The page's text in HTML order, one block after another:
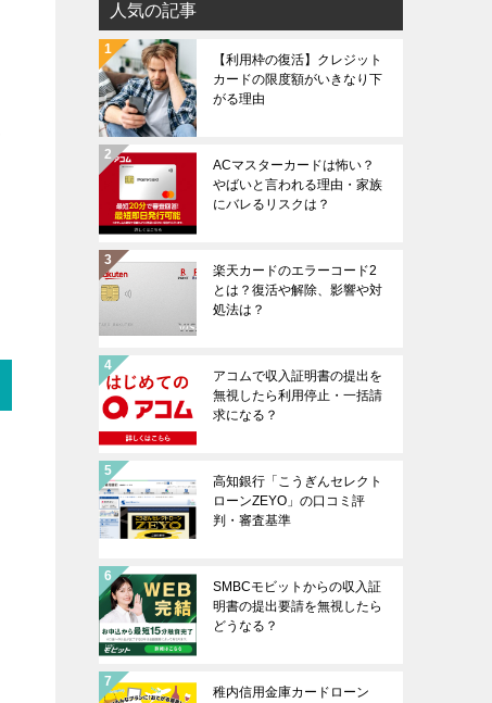
人気の記事
【利用枠の復活】クレジット
カードの限度額がいきなり下
がる理由
ACマスターカードは怖い？
やばいと言われる理由・家族
にバレるリスクは？
楽天カードのエラーコード2
とは？復活や解除、影響や対
処法は？
アコムで収入証明書の提出を
無視したら利用停止・一括請
求になる？
高知銀行「こうぎんセレクト
ローンZEYO」の口コミ評
判・審査基準
SMBCモビットからの収入証
明書の提出要請を無視したら
どうなる？
稚内信用金庫カードローン